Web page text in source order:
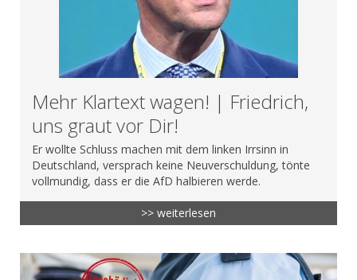
Mehr Klartext wagen! | Friedrich,
uns graut vor Dir!
Er wollte Schluss machen mit dem linken Irrsinn in
Deutschland, versprach keine Neuverschuldung, tönte
vollmundig, dass er die AfD halbieren werde.
>> weiterlesen